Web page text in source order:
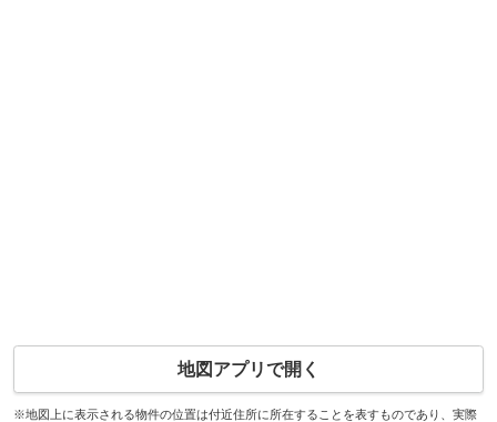
地図アプリで開く
※地図上に表示される物件の位置は付近住所に所在することを表すものであり、実際